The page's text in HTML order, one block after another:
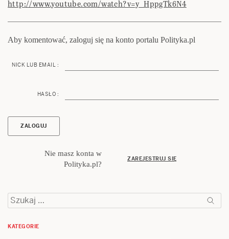
http://www.youtube.com/watch?v=y_HppgTk6N4
Aby komentować, zaloguj się na konto portalu Polityka.pl
NICK LUB EMAIL :
HASŁO :
Nie masz konta w
Polityka.pl?
ZAREJESTRUJ SIĘ
Szukaj:
KATEGORIE